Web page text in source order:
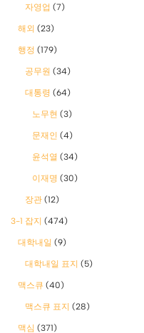
자영업 (7)
해외 (23)
행정 (179)
공무원 (34)
대통령 (64)
노무현 (3)
문재인 (4)
윤석열 (34)
이재명 (30)
장관 (12)
3-1 잡지 (474)
대학내일 (9)
대학내일 표지 (5)
맥스큐 (40)
맥스큐 표지 (28)
맥심 (371)